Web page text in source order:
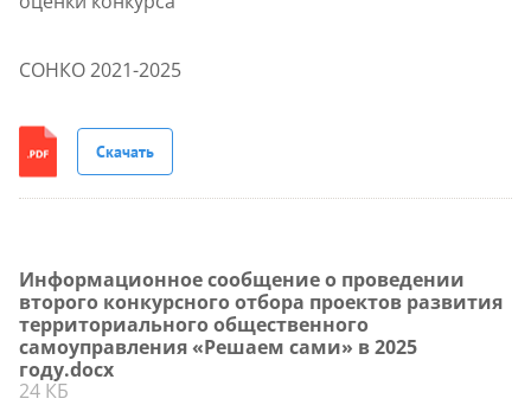
СОНКО 2021-2025
Скачать
Информационное сообщение о проведении
второго конкурсного отбора проектов развития
территориального общественного
самоуправления «Решаем сами» в 2025
году.docx
24 КБ